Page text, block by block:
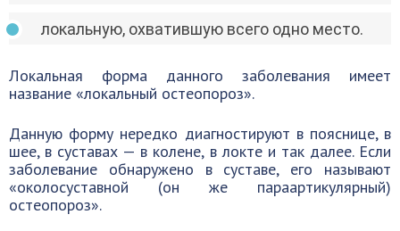
локальную, охватившую всего одно место.
Локальная форма данного заболевания имеет
название «локальный остеопороз».
Данную форму нередко диагностируют в пояснице, в
шее, в суставах — в колене, в локте и так далее. Если
заболевание обнаружено в суставе, его называют
«околосуставной (он же параартикулярный)
остеопороз».